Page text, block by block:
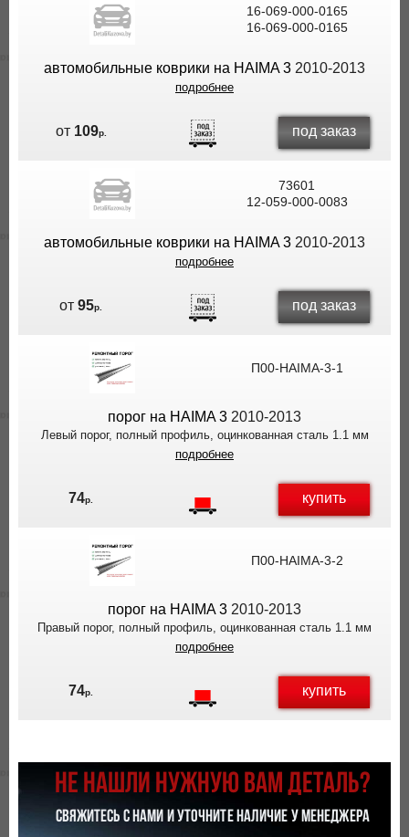
16-069-000-0165
16-069-000-0165
автомобильные коврики на HAIMA 3 2010-2013
подробнее
от 109р. под заказ
73601
12-059-000-0083
автомобильные коврики на HAIMA 3 2010-2013
подробнее
от95р. под заказ
П00-HAIMA-3-1
порог на HAIMA 3 2010-2013
Левый порог, полный профиль, оцинкованная сталь 1.1 мм
подробнее
74р. купить
П00-HAIMA-3-2
порог на HAIMA 3 2010-2013
Правый порог, полный профиль, оцинкованная сталь 1.1 мм
подробнее
74р. купить
НЕ НАШЛИ НУЖНУЮ ВАМ ДЕТАЛЬ?
СВЯЖИТЕСЬ С НАМИ И УТОЧНИТЕ НАЛИЧИЕ У МЕНЕДЖЕРА